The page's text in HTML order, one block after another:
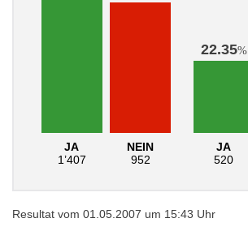
JA
1’407
NEIN
952
22.35%
JA
520
Resultat vom 01.05.2007 um 15:43 Uhr